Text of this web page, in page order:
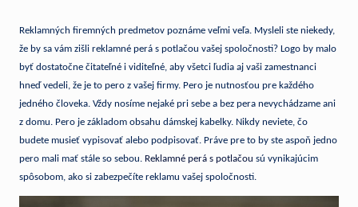
naklikať
našu
stránku,
s ktorou
nebudete
mať
o zábavu
núdzu.
Reklamných firemných predmetov poznáme veľmi veľa. Mysleli ste niekedy,
že by sa vám zišli reklamné perá s potlačou vašej spoločnosti? Logo by malo
byť dostatočne čitateľné i viditeľné, aby všetci ľudia aj vaši zamestnanci
hneď vedeli, že je to pero z vašej firmy. Pero je nutnosťou pre každého
jedného človeka. Vždy nosíme nejaké pri sebe a bez pera nevychádzame ani
z domu. Pero je základom obsahu dámskej kabelky. Nikdy neviete, čo
budete musieť vypisovať alebo podpisovať. Práve pre to by ste aspoň jedno
pero mali mať stále so sebou. Reklamné perá s potlačou sú vynikajúcim
spôsobom, ako si zabezpečíte reklamu vašej spoločnosti.